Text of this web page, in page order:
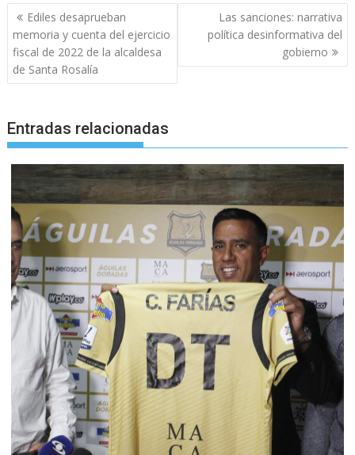
Navegación
de
entradas
Ediles desaprueban
memoria y cuenta del ejercicio
fiscal de 2022 de la alcaldesa
de Santa Rosalía
Las sanciones: narrativa
política desinformativa del
gobierno
Entradas relacionadas